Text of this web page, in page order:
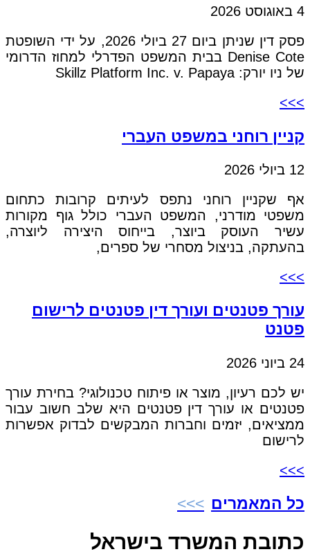
4 באוגוסט 2026
פסק דין שניתן ביום 27 ביולי 2026, על ידי השופטת
Denise Cote בבית המשפט הפדרלי למחוז הדרומי
של ניו יורק: Skillz Platform Inc. v. Papaya
>>>
קניין רוחני במשפט העברי
12 ביולי 2026
אף שקניין רוחני נתפס לעיתים קרובות כתחום
משפטי מודרני, המשפט העברי כולל גוף מקורות
עשיר העוסק ביוצר, בייחוס היצירה ליוצרה,
בהעתקה, בניצול מסחרי של ספרים,
>>>
עורך פטנטים ועורך דין פטנטים לרישום
פטנט
24 ביוני 2026
יש לכם רעיון, מוצר או פיתוח טכנולוגי? בחירת עורך
פטנטים או עורך דין פטנטים היא שלב חשוב עבור
ממציאים, יזמים וחברות המבקשים לבדוק אפשרות
לרישום
>>>
כל המאמרים
כתובת המשרד בישראל